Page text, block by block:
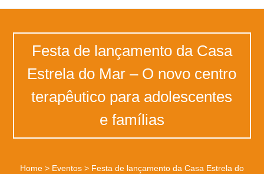
Festa de lançamento da Casa
Estrela do Mar – O novo centro
terapêutico para adolescentes
e famílias
Home> Eventos> Festa de lançamento da Casa Estrela do